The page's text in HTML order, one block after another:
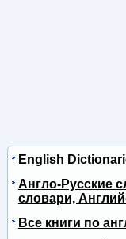
English
Англо-Русские
словари,
Все книги по